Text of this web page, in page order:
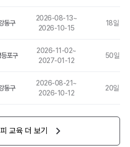
동구
2026-08-13~
2026-10-15
18일
포구
2026-11-02~
2027-01-12
50일
동구
2026-08-21~
2026-10-12
20일
교육 더 보기